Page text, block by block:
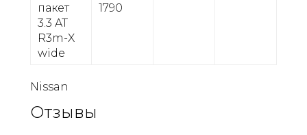
пакет
3.3 AT
R3m-X
wide
1790
Nissan
Отзывы